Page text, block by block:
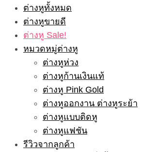
ต่างหูทั้งหมด
ต่างหูขายดี
ต่างหู Sale!
หมวดหมู่ต่างหู
ต่างหูห่วง
ต่างหูก้านเงินแท้
ต่างหู Pink Gold
ต่างหูออกงาน ต่างหูระย้า
ต่างหูแบบติดหู
ต่างหูแฟชัน
รีวิวจากลูกค้า